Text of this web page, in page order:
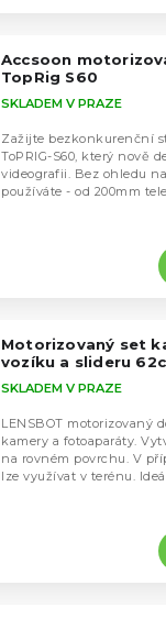
Accsoon
TopRig S60
SKLADEM V PRAZE
Zažijte bezkonkurenční
ToPRIG-S60, který nově
videografii. Bez ohledu
používáte - od 200mm
Motorizovaný set
vozíku a slideru
SKLADEM V PRAZE
LENSBOT motorizovaný
kamery a fotoaparáty.
na rovném povrchu. V
lze využívat v terénu.